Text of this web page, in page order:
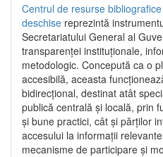
Centrul de resurse
deschise reprezintă
Secretariatului General al
transparenței instituționale,
metodologic. Concepută ca o
accesibilă, aceasta
bidirecțional, destinat atât
publică centrală și locală, prin
și bune practici, cât și părților
accesului la informații
mecanisme de participare și